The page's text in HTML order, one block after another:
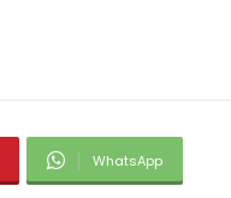
WhatsApp